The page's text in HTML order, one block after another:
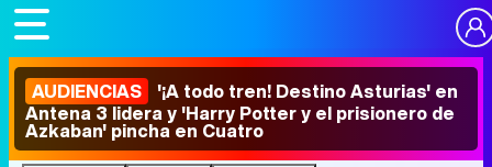
AUDIENCIAS '¡A todo tren! Destino Asturias' en
Antena 3 lidera y 'Harry Potter y el prisionero de
Azkaban' pincha en Cuatro